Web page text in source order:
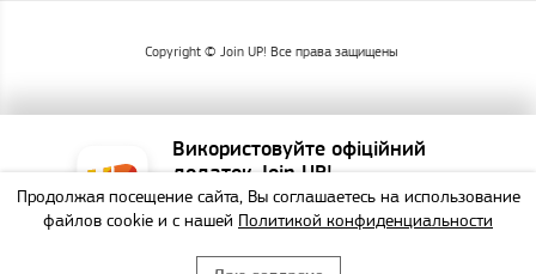
Copyright © Join UP! Все права защищены
Продолжая посещение сайта, Вы соглашаетесь на использование
файлов cookie и с нашей Политикой конфиденциальности
Використовуйте офіційний
додаток Join UP!
Найзручніший спосіб
забронювати тур!